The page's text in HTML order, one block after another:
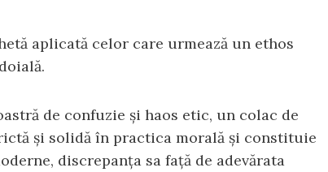
aplicată celor care urmează un ethos
de confuzie și haos etic, un colac de
și solidă în practica morală și constituie
discrepanța sa față de adevărata